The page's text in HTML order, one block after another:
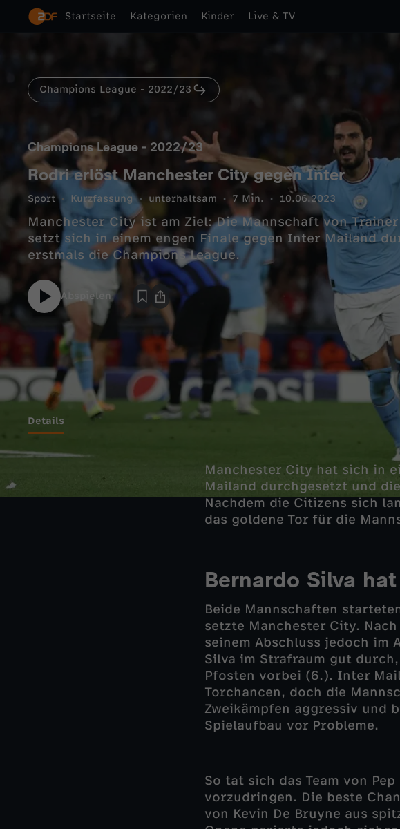
Startseite Kategorien Kinder Live & TV
Champions League - 2022/23
Champions League - 2022/23
Rodri erlöst Manchester City gegen Inter
Sport Kurzfassung unterhaltsam 7 Min. 10.06.2023
Manchester City ist am Ziel: Die Mannschaft von
setzt sich in einem engen Finale gegen Inter Mailand
erstmals die Champions League.
Abspielen
Details
Manchester City hat sich in
Mailand durchgesetzt und
Nachdem die Citizens sich
das goldene Tor für die
Bernardo Silva
Beide Mannschaften
setzte Manchester City.
seinem Abschluss jedoch im
Silva im Strafraum gut
Pfosten vorbei (6.). Inter
Torchancen, doch die
Zweikämpfen aggressiv und
Spielaufbau vor Probleme.
So tat sich das Team von
vorzudringen. Die beste
von Kevin De Bruyne aus